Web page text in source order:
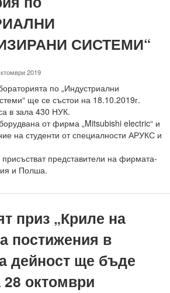
техника и автоматизация
факултет
факултет
колеж
2025
институт
факултет
факултет
колеж
СИСТЕМИ“
2019
по „Индустриални
ще се състои на 18.10.2019г.
в зала 430 НУК.
от фирма „Mitsubishi electric“ и
на студенти от специалности АРУКС и
представители на фирмата-
и Полша.
приз „Криле на
постижения в
дейност ще бъде
октомври